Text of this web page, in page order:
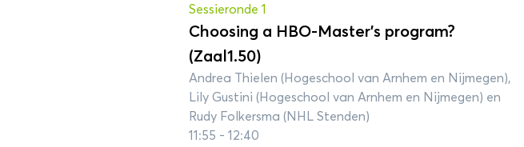
Sessieronde 1
Choosing a HBO-Master’s program?
(Zaal1.50)
Andrea Thielen (Hogeschool van Arnhem en Nijmegen),
Lily Gustini (Hogeschool van Arnhem en Nijmegen) en
Rudy Folkersma (NHL Stenden)
11:55 - 12:40